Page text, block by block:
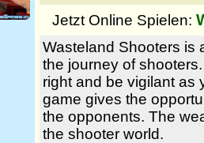
Jetzt Online Spielen:
Wasteland Shooters is
the journey of
right and be vigilant as
game gives the
the opponents. The
the shooter world.